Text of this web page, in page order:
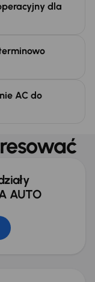
dla
AC do
AUTO